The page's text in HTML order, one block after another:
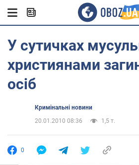
У сутичках
християнами
осіб
Кримінальні новини
20.01.2010 08:36
1,5 т.
0